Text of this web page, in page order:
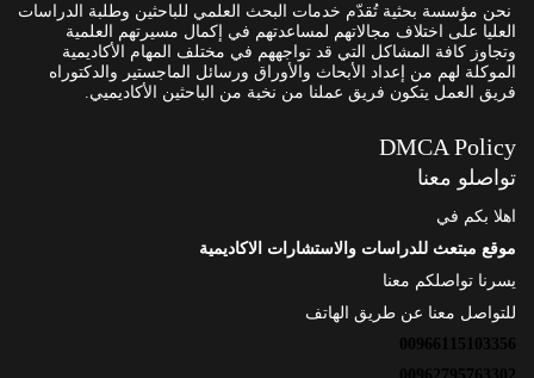
نحن مؤسسة بحثية تُقدّم خدمات البحث العلمي للباحثين وطلبة الدراسات
العليا على اختلاف مجالاتهم لمساعدتهم في إكمال مسيرتهم العلمية
وتجاوز كافة المشاكل التي قد تواجههم في مختلف المهام الأكاديمية
الموكلة لهم من إعداد الأبحاث والأوراق ورسائل الماجستير والدكتوراه
فريق العمل يتكون فريق عملنا من نخبة من الباحثين الأكاديميي.
DMCA Policy
تواصلو معنا
اهلا بكم في
موقع مبتعث للدراسات والاستشارات الاكاديمية
يسرنا تواصلكم معنا
للتواصل معنا عن طريق الهاتف
00966115103356